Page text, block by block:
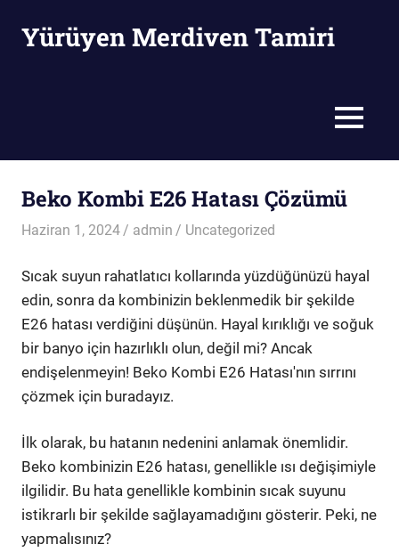
Yürüyen Merdiven Tamiri
MENU
Beko Kombi E26 Hatası Çözümü
Haziran 1, 2024 admin Uncategorized
Sıcak suyun rahatlatıcı kollarında yüzdüğünüzü hayal
edin, sonra da kombinizin beklenmedik bir şekilde
E26 hatası verdiğini düşünün. Hayal kırıklığı ve soğuk
bir banyo için hazırlıklı olun, değil mi? Ancak
endişelenmeyin! Beko Kombi E26 Hatası'nın sırrını
çözmek için buradayız.
İlk olarak, bu hatanın nedenini anlamak önemlidir.
Beko kombinizin E26 hatası, genellikle ısı değişimiyle
ilgilidir. Bu hata genellikle kombinin sıcak suyunu
istikrarlı bir şekilde sağlayamadığını gösterir. Peki, ne
yapmalısınız?